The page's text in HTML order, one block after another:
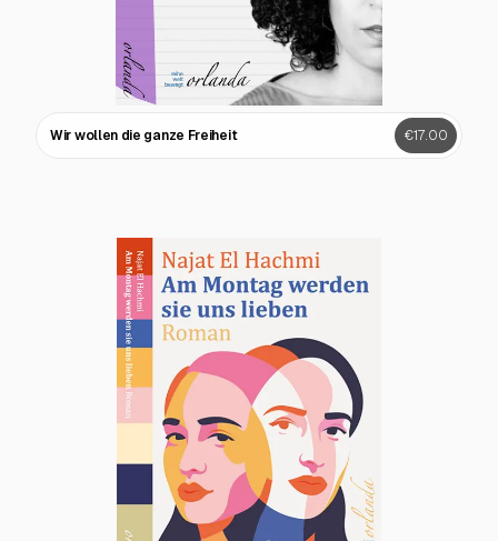
Wir wollen die ganze Freiheit €17.00